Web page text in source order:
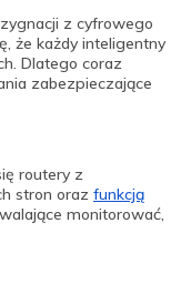
z cyfrowego
że każdy inteligentny
Dlatego coraz
zabezpieczające
routery z
stron oraz funkcją
monitorować,